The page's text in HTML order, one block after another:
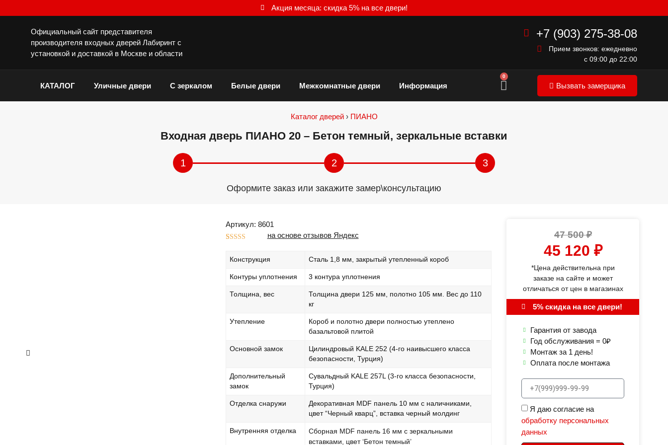
Акция месяца: скидка 5% на все двери!
Официальный сайт представителя
производителя входных дверей Лабиринт с
установкой и доставкой в Москве и области
+7 (903) 275-38-08
Прием звонков: ежедневно
с 09:00 до 22:00
КАТАЛОГ Уличные двери С зеркалом Белые двери Межкомнатные двери Информация
0
Вызвать замерщика
Каталог дверей› ПИАНО
Входная дверь ПИАНО 20 – Бетон темный, зеркальные вставки
1 2 3
Оформите заказ или закажите замер\консультацию
Артикул: 8601
основе
пользователя
на основе отзывов Яндекс
Конструкция Сталь 1,8 мм, закрытый утепленный короб
Контуры уплотнения 3 контура уплотнения
Толщина, вес
Толщина двери 125 мм, полотно 105 мм. Вес до 110
кг
Утепление
Короб и полотно двери полностью утеплено
базальтовой плитой
Основной замок
Цилиндровый KALE 252 (4-го наивысшего класса
безопасности, Турция)
Дополнительный
замок
Сувальдный KALE 257L (3-го класса безопасности,
Турция)
Отделка снаружи
Декоративная MDF панель 10 мм с наличниками,
цвет “Черный кварц”, вставка черный молдинг
Внутренняя отделка
Сборная MDF панель 16 мм с зеркальными
вставками, цвет ‘Бетон темный’
47 500₽
45 120 ₽
*Цена действительна при
заказе на сайте и может
отличаться от цен в магазинах
5% скидка на все двери!
Гарантия от завода
Год обслуживания = 0₽
Монтаж за 1 день!
Оплата после монтажа
Я даю согласие на
обработку персональных
данных